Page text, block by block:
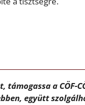
a CÖF-
együtt